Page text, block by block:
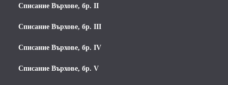
Списание Върхове, бр. II
Списание Върхове, бр. III
Списание Върхове, бр. IV
Списание Върхове, бр. V